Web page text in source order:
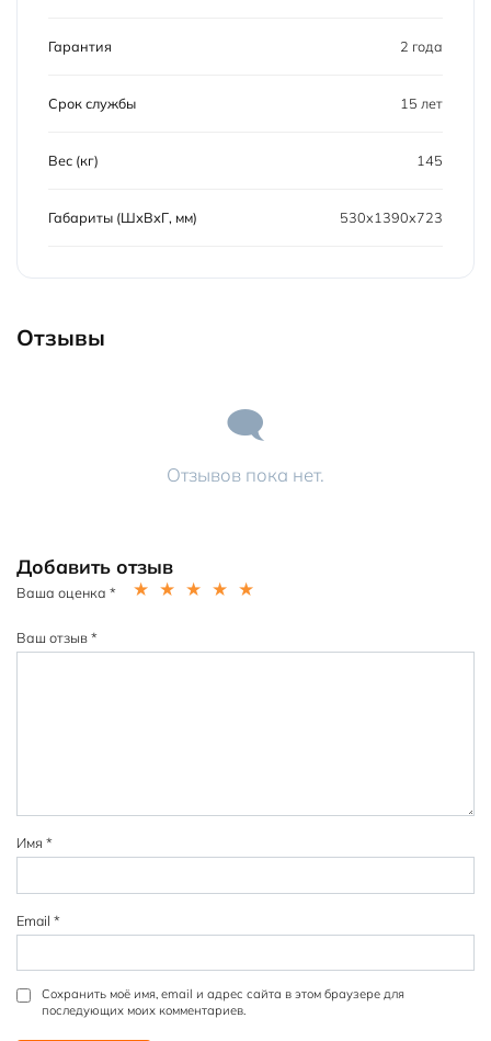
Гарантия 2 года
Срок службы 15 лет
Вес (кг) 145
Габариты (ШхВхГ, мм) 530x1390x723
Отзывы
Отзывов пока нет.
Добавить отзыв
Ваша оценка *
Ваш отзыв*
Имя *
Email *
Сохранить моё имя, email и адрес сайта в этом браузере для
последующих моих комментариев.